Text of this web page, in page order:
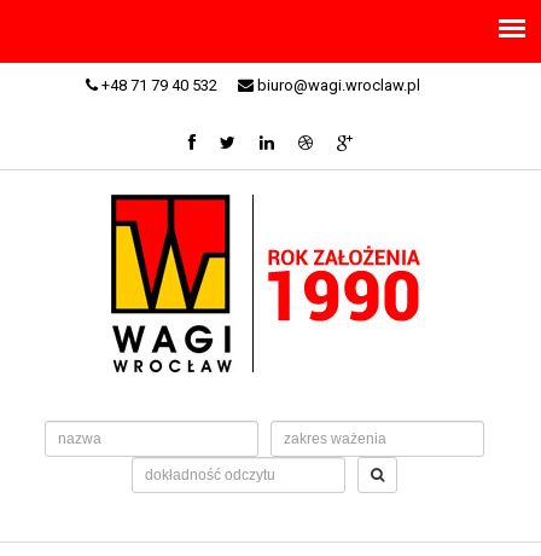
+48 71 79 40 532 biuro@wagi.wroclaw.pl